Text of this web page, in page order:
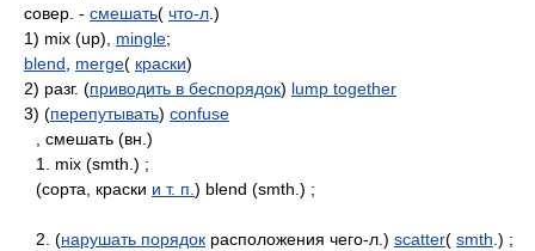
совер. - смешать( что-л .)
1) mix (up), mingle;
blend
merge( краски)
2) разг. (приводить в беспорядок) lump together
3) (перепутывать) confuse
, смешать (вн.)
1. mix (smth.) ;
(сорта, краски и т. п. ) blend (smth.) ;
2. (нарушать порядок расположения чего-л.) scatter( smth .) ;